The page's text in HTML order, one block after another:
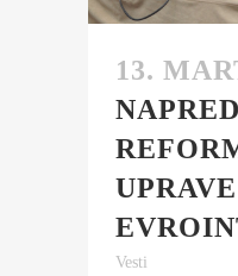
13.
Vesti